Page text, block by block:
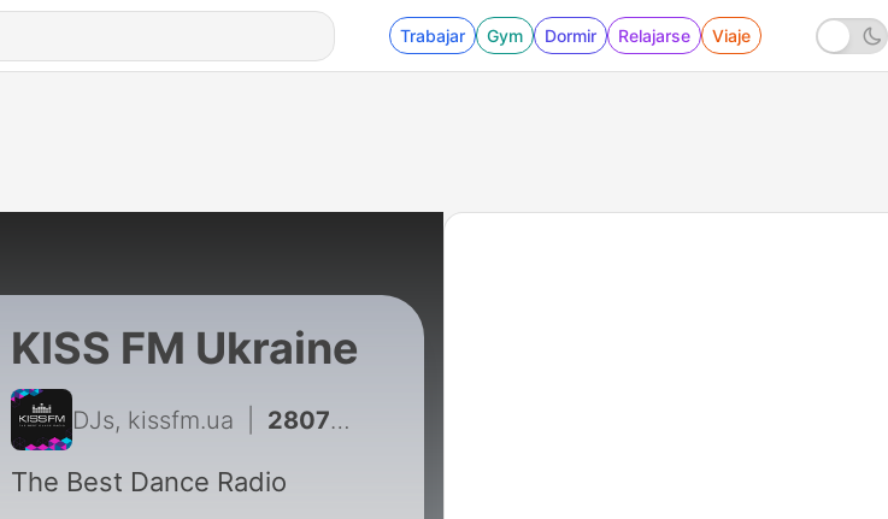
Trabajar Gym Dormir Relajarse Viaje
KISS FM Ukraine
DJs, kissfm.ua 2807 - KAELUM - KISS.CLUB.MIX (05.08.26)
The Best Dance Radio